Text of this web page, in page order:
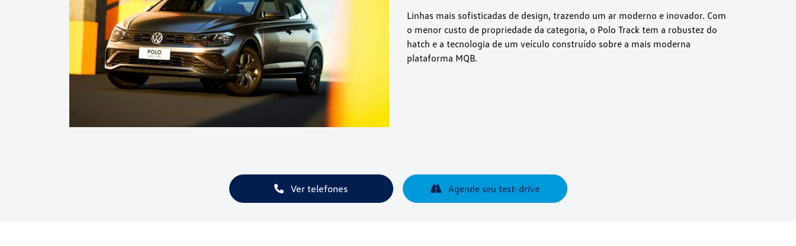
Linhas mais sofisticadas de design, trazendo um ar moderno e inovador. Com
o menor custo de propriedade da categoria, o Polo Track tem a robustez do
hatch e a tecnologia de um veículo construído sobre a mais moderna
plataforma MQB.
Ver telefones Agende seu test-drive